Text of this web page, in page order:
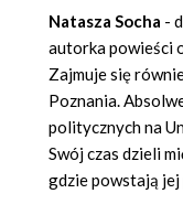
Natasza Socha -
autorka powieści
Zajmuje się
Poznania.
politycznych na
Swój czas dzieli
gdzie powstają jej